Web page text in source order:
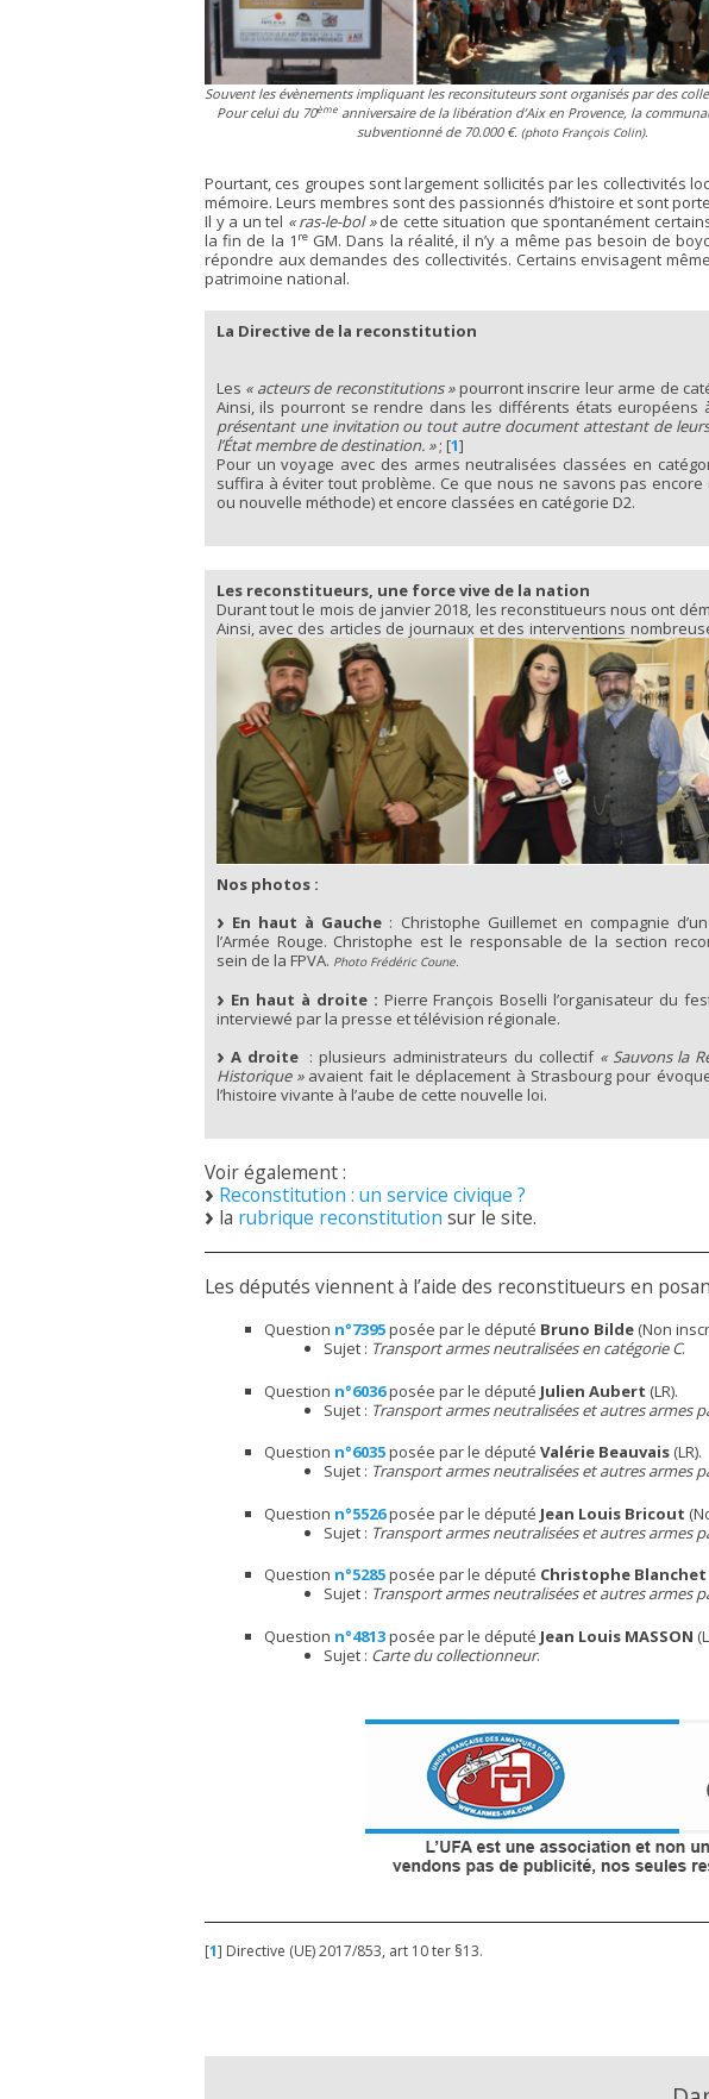
Souvent les évènements impliquant les reconsituteurs sont organisés par des
Pour celui du 70èmeanniversaire de la libération d’Aix en Provence, la
subventionné de 70.000 €. (photo François Colin).
Pourtant, ces groupes sont largement sollicités par les collectivités
mémoire. Leurs membres sont des passionnés d’histoire et sont
Il y a un tel « ras-le-bol »de cette situation que spontanément
la fin de la 1 reGM. Dans la réalité, il n’y a même pas besoin de
répondre aux demandes des collectivités. Certains envisagent
patrimoine national.
La Directive de la reconstitution
Les « acteurs de reconstitutions »pourront inscrire leur arme de
Ainsi, ils pourront se rendre dans les différents états
présentant une invitation ou tout autre document attestant de
l’État membre de destination. »; [1]
Pour un voyage avec des armes neutralisées classées en
suffira à éviter tout problème. Ce que nous ne savons pas
ou nouvelle méthode) et encore classées en catégorie D2.
Les reconstitueurs, une force vive de la nation
Durant tout le mois de janvier 2018, les reconstitueurs nous ont
Ainsi, avec des articles de journaux et des interventions
Nos photos :
En haut à Gauche : Christophe Guillemet en compagnie
l’Armée Rouge. Christophe est le responsable de la section
sein de la FPVA. Photo Frédéric Coune.
En haut à droite : Pierre François Boselli l’organisateur du
interviewé par la presse et télévision régionale.
A droite : plusieurs administrateurs du collectif « Sauvons la
Historique »avaient fait le déplacement à Strasbourg pour
l’histoire vivante à l’aube de cette nouvelle loi.
Voir également :
Reconstitution : un service civique ?
la rubrique reconstitution sur le site.
Les députés viennent à l’aide des reconstitueurs en
Question n°7395posée par le député Bruno Bilde (Non
Sujet : Transport armes neutralisées en catégorie C.
Question n°6036posée par le député Julien Aubert (LR).
Sujet : Transport armes neutralisées et autres armes
Question n°6035posée par le député Valérie Beauvais (LR).
Sujet : Transport armes neutralisées et autres armes
Question n°5526posée par le député Jean Louis Bricout
Sujet : Transport armes neutralisées et autres armes
Question n°5285posée par le député Christophe Blanchet
Sujet : Transport armes neutralisées et autres armes
Question n°4813posée par le député Jean Louis MASSON
Sujet : Carte du collectionneur.
[1] Directive (UE) 2017/853, art 10 ter §13.